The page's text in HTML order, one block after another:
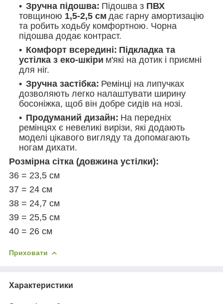
Зручна підошва: Підошва з ПВХ
товщиною 1,5-2,5 см дає гарну амортизацію
та робить ходьбу комфортною. Чорна
підошва додає контраст.
Комфорт всередині: Підкладка та
устілка з еко-шкіри м'які на дотик і приємні
для ніг.
Зручна застібка: Ремінці на липучках
дозволяють легко налаштувати ширину
босоніжка, щоб він добре сидів на нозі.
Продуманий дизайн: На передніх
ремінцях є невеликі вирізи, які додають
моделі цікавого вигляду та допомагають
ногам дихати.
Розмірна сітка (довжина устілки):
36 = 23,5 см
37 = 24 см
38 = 24,7 см
39 = 25,5 см
40 = 26 см
Приховати
Характеристики